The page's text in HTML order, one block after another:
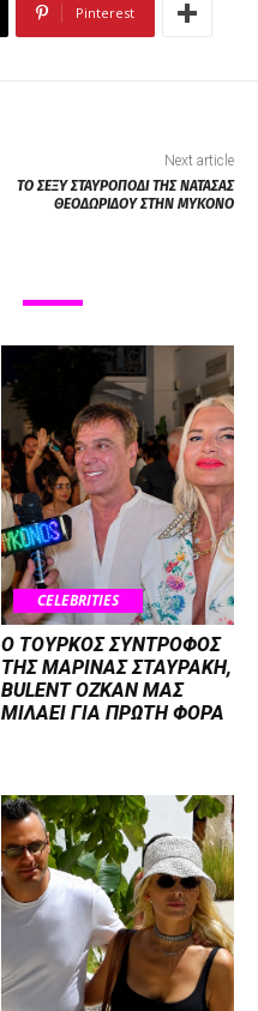
Pinterest
Next article
ΤΟ ΣΕΞΥ ΣΤΑΥΡΟΠΟΔΙ ΤΗΣ ΝΑΤΑΣΑΣ
ΘΕΟΔΩΡΙΔΟΥ ΣΤΗΝ ΜΥΚΟΝΟ
CELEBRITIES
Ο ΤΟΥΡΚΟΣ ΣΥΝΤΡΟΦΟΣ
ΤΗΣ ΜΑΡΙΝΑΣ ΣΤΑΥΡΑΚΗ,
BULENT OZKAN ΜΑΣ
ΜΙΛΑΕΙ ΓΙΑ ΠΡΩΤΗ ΦΟΡΑ